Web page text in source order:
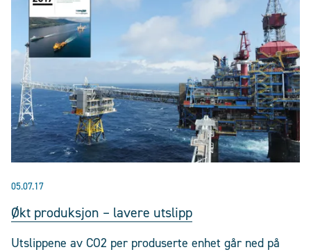
05.07.17
Økt produksjon – lavere utslipp
Utslippene av CO2 per produserte enhet går ned på